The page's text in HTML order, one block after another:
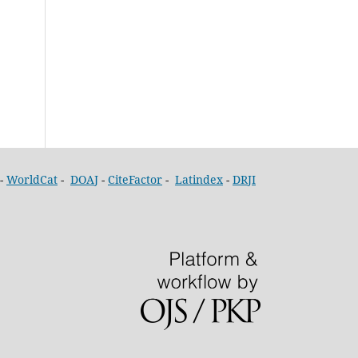
- WorldCat - DOAJ - CiteFactor - Latindex - DRJI